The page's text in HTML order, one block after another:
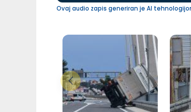
Ovaj audio zapis generiran je AI